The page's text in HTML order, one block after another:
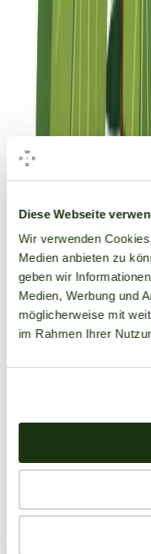
Diese Webseite
Wir verwenden
Medien anbieten zu
geben wir
Medien, Werbung und
möglicherweise mit
im Rahmen Ihrer